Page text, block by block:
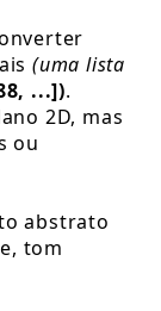
(uma lista
...]).
2D, mas
ou
abstrato
tom